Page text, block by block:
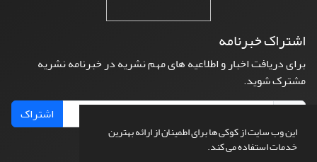
این وب سایت از کوکی ها برای اطمینان از ارائه بهترین
خدمات استفاده می کند.
اشتراک خبرنامه
برای دریافت اخبار و اطلاعیه های مهم نشریه در خبرنامه نشریه
مشترک شوید.
اشتراک